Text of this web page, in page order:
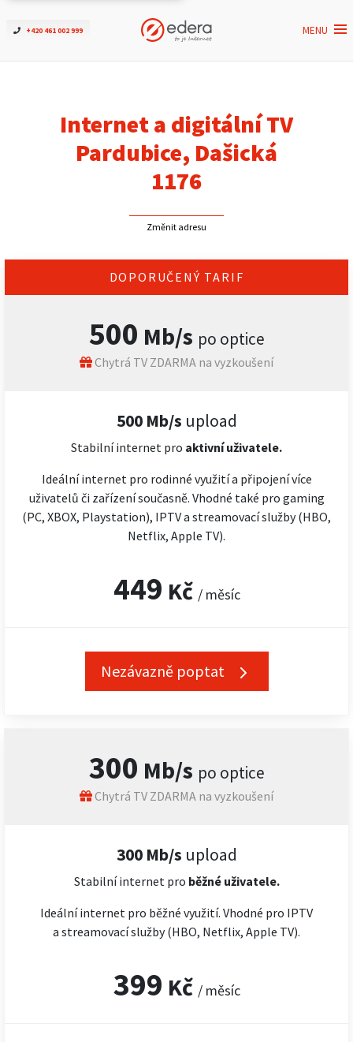
+420 461 002 999 MENU
Ověřit dostupnost
ČEZNET TV
Kontakt
Internet a digitální TV
Pardubice, Dašická
1176
Změnit adresu
300 Mb/s po optice
Chytrá TV ZDARMA na vyzkoušení
300 Mb/s upload
Stabilní internet pro běžné uživatele.
Ideální internet pro běžné využití. Vhodné pro IPTV
a streamovací služby (HBO, Netflix, Apple TV).
399 Kč / měsíc
DOPORUČENÝ TARIF
500 Mb/s po optice
Chytrá TV ZDARMA na vyzkoušení
500 Mb/s upload
Stabilní internet pro aktivní uživatele.
Ideální internet pro rodinné využití a připojení více
uživatelů či zařízení současně. Vhodné také pro gaming
(PC, XBOX, Playstation), IPTV a streamovací služby (HBO,
Netflix, Apple TV).
449 Kč / měsíc
Nezávazně poptat